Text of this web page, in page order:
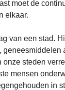
moet de
elkaar.
van een stad.
steden
mensen
in